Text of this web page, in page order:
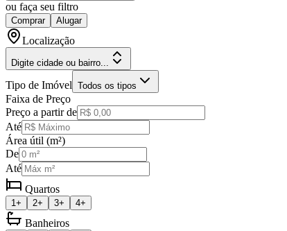
ou faça seu filtro
Comprar Alugar
Localização
Digite cidade ou bairro...
Tipo de Imóvel Todos os tipos
Faixa de Preço
Preço a partir de
Até
Área útil (m²)
De
Até
Quartos
1+ 2+ 3+ 4+
Banheiros